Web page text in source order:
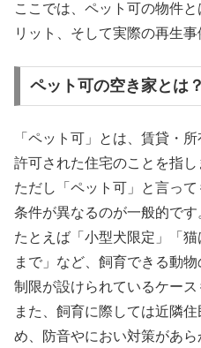
ここでは、ペット可の物件
リット、そして実際の再生事
ペット可の空き家とは？
「ペット可」とは、賃貸・
許可された住宅のことを指し
ただし「ペット可」と言っ
条件が異なるのが一般的です
たとえば「小型犬限定」「
まで」など、飼育できる動
制限が設けられているケース
また、飼育に際しては近隣
め、防音やにおい対策があ